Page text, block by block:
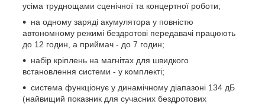
усіма труднощами сценічної та концертної роботи;
на одному заряді акумулятора у повністю
автономному режимі бездротові передавачі працюють
до 12 годин, а приймач - до 7 годин;
набір кріплень на магнітах для швидкого
встановлення системи - у комплекті;
система функціонує у динамічному діапазоні 134 дБ
(найвищий показник для сучасних бездротових